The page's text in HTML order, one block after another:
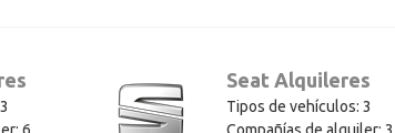
Seat Alquileres
Tipos de vehículos: 3